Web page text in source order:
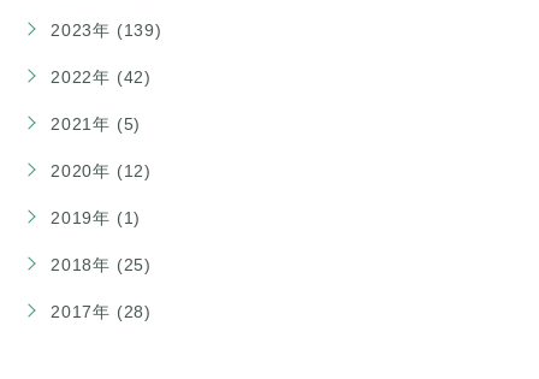
2023年 (139)
2022年 (42)
2021年 (5)
2020年 (12)
2019年 (1)
2018年 (25)
2017年 (28)